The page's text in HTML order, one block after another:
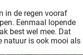
in de regen vooraf
Eenmaal lopende
best wel mee. Dat
natuur is ook mooi als